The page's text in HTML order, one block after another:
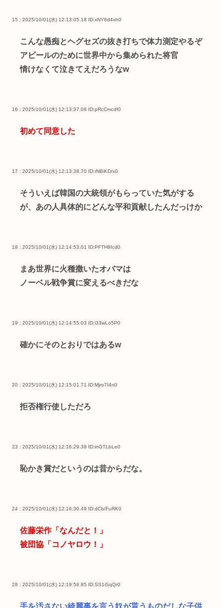
15 : 2025/10/01(水) 12:13:05.18 ID:xNY6d4xh0
こんな愚痴とヘグセズの抜き打ちで体力測定やるぞ
アピールのために世界中から集められた将官
情けなくて泣きてえだろうなw
16 : 2025/10/01(水) 12:13:37.08 ID:pRcCmcdf0
初めて同意した
17 : 2025/10/01(水) 12:13:38.70 ID:rNBiKD/x0
そういえば韓国の大統領がもらっていた気がする
が、あの人具体的にどんな平和貢献したんだっけか
18 : 2025/10/01(水) 12:14:53.01 ID:PFTH8Icd0
まあ世界に火種撒いたオバマは
ノーベル戦争賞に変えるべきだな
19 : 2025/10/01(水) 12:14:55.03 ID:i33wLo5P0
確かにそのとおりではあるw
20 : 2025/10/01(水) 12:15:01.71 ID:Mjro7I4n0
拒否権行使しただろ
23 : 2025/10/01(水) 12:16:29.38 ID:inGTLbLe0
恥かき賞だというのは昔からだな。
24 : 2025/10/01(水) 12:16:30.49 ID:dCb/FuRK0
佐藤栄作「なんだと！」
被団協「コノヤロウ！」
28 : 2025/10/01(水) 12:19:58.85 ID:SS1iSqQr0